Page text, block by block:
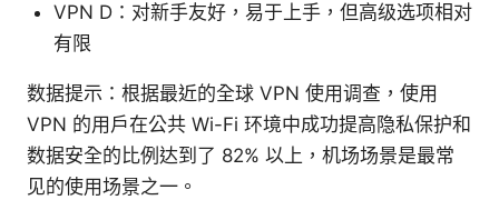
VPN D：对新手友好，易于上手，但高级选项相对
有限
数据提示：根据最近的全球 VPN 使用调查，使用
VPN 的用户在公共 Wi-Fi 环境中成功提高隐私保护和
数据安全的比例达到了 82% 以上，机场场景是最常
见的使用场景之一。